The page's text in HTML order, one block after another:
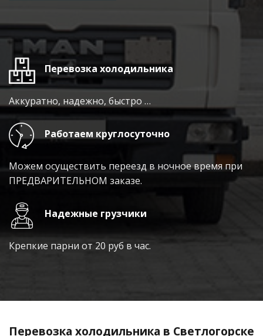
Перевозка холодильника
Аккуратно, надежно, быстро …
Работаем круглосуточно
Можем осуществить переезд в ночное время при
ПРЕДВАРИТЕЛЬНОМ заказе.
Надежные грузчики
Крепкие парни от 20 руб в час.
Перевозка холодильника в Светлогорске